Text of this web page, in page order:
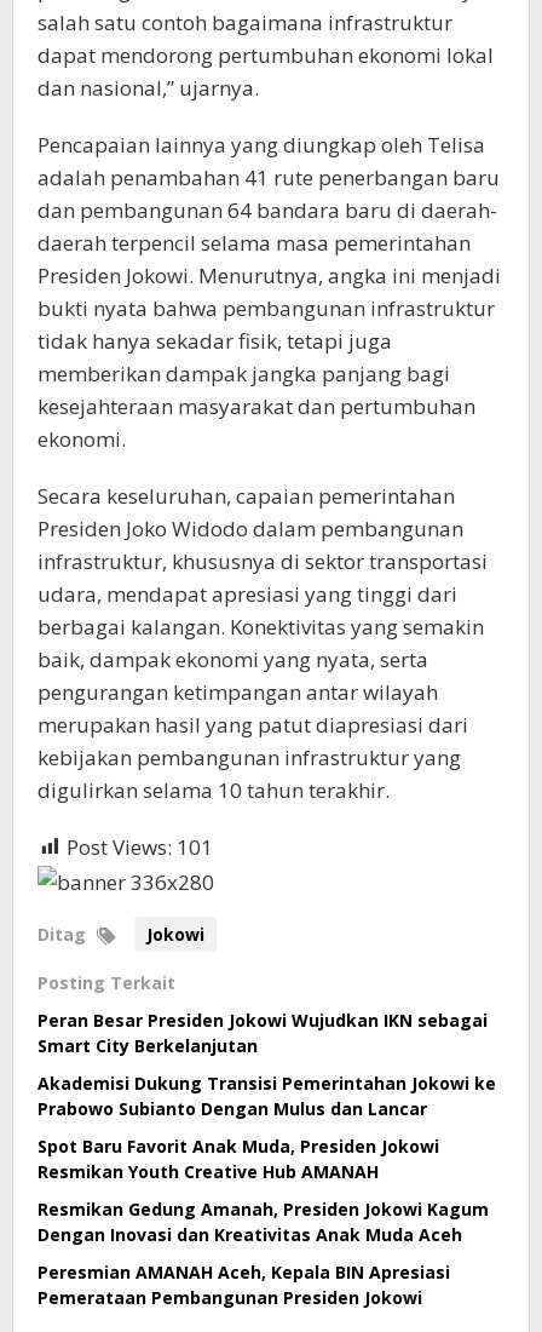
salah satu contoh bagaimana infrastruktur
dapat mendorong pertumbuhan ekonomi lokal
dan nasional,” ujarnya.
Pencapaian lainnya yang diungkap oleh Telisa
adalah penambahan 41 rute penerbangan baru
dan pembangunan 64 bandara baru di daerah-
daerah terpencil selama masa pemerintahan
Presiden Jokowi. Menurutnya, angka ini menjadi
bukti nyata bahwa pembangunan infrastruktur
tidak hanya sekadar fisik, tetapi juga
memberikan dampak jangka panjang bagi
kesejahteraan masyarakat dan pertumbuhan
ekonomi.
Secara keseluruhan, capaian pemerintahan
Presiden Joko Widodo dalam pembangunan
infrastruktur, khususnya di sektor transportasi
udara, mendapat apresiasi yang tinggi dari
berbagai kalangan. Konektivitas yang semakin
baik, dampak ekonomi yang nyata, serta
pengurangan ketimpangan antar wilayah
merupakan hasil yang patut diapresiasi dari
kebijakan pembangunan infrastruktur yang
digulirkan selama 10 tahun terakhir.
Post Views: 101
Ditag Jokowi
Posting Terkait
Peran Besar Presiden Jokowi Wujudkan IKN sebagai
Smart City Berkelanjutan
Akademisi Dukung Transisi Pemerintahan Jokowi ke
Prabowo Subianto Dengan Mulus dan Lancar
Spot Baru Favorit Anak Muda, Presiden Jokowi
Resmikan Youth Creative Hub AMANAH
Resmikan Gedung Amanah, Presiden Jokowi Kagum
Dengan Inovasi dan Kreativitas Anak Muda Aceh
Peresmian AMANAH Aceh, Kepala BIN Apresiasi
Pemerataan Pembangunan Presiden Jokowi